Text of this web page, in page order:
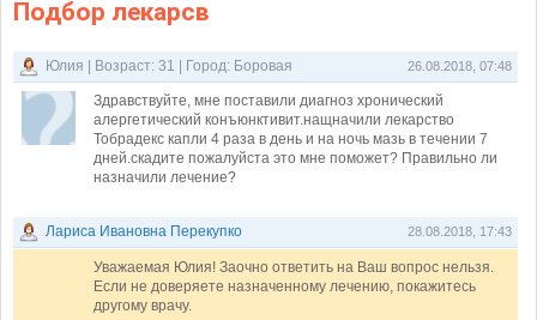
Подбор лекарсв
26.08.2018, 07:48
Юлия | Возраст: 31 | Город: Боровая
Здравствуйте, мне поставили диагноз хронический
алергетический конъюнктивит.нащначили лекарство
Тобрадекс капли 4 раза в день и на ночь мазь в течении 7
дней.скадите пожалуйста это мне поможет? Правильно ли
назначили лечение?
28.08.2018, 17:43
Лариса Ивановна Перекупко
Уважаемая Юлия! Заочно ответить на Ваш вопрос нельзя.
Если не доверяете назначенному лечению, покажитесь
другому врачу.